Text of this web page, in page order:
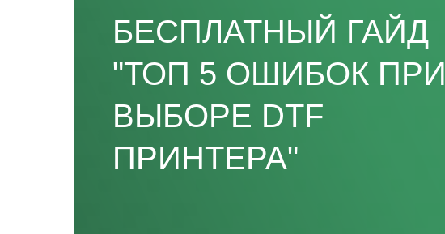
БЕСПЛАТНЫЙ ГАЙД
"ТОП 5 ОШИБОК ПРИ
ВЫБОРЕ DTF
ПРИНТЕРА"